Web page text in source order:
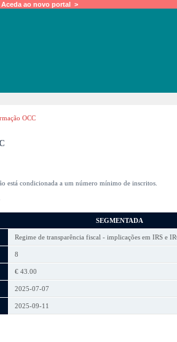
Aceda ao novo portal >
OCC
está condicionada a um número mínimo de inscritos.
SEGMENTADA
Regime de transparência fiscal - implicações em IRS e
8
€ 43.00
2025-07-07
2025-09-11